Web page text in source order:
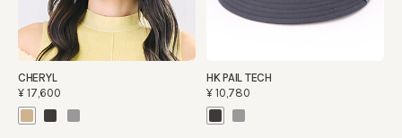
CHERYL
¥17,600
HK PAIL TECH
¥10,780